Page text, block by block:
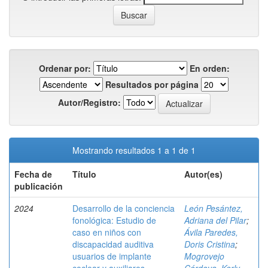
Ordenar por:
En orden:
Resultados por página
Autor/Registro:
Mostrando resultados 1 a 1 de 1
Fecha de
publicación
Título Autor(es)
2024
Desarrollo de la conciencia
fonológica: Estudio de
caso en niños con
discapacidad auditiva
usuarios de implante
León Pesántez,
Adriana del Pilar;
Ávila Paredes,
Doris Cristina;
Mogrovejo